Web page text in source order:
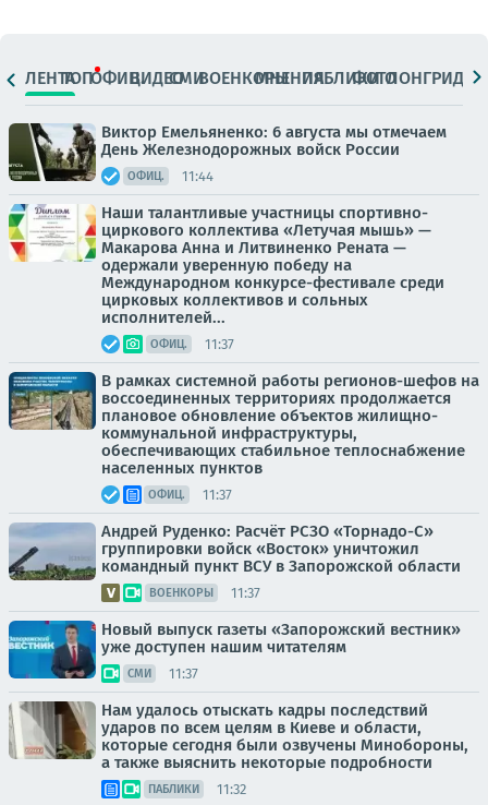
ЛЕНТАТОПОФИЦ.ВИДЕОСМИВОЕНКОРЫМНЕНИЯПАБЛИКИ
ФОТОЛОНГРИДЫ
Виктор Емельяненко: 6 августа мы отмечаем
День Железнодорожных войск России
ОФИЦ. 11:44
Наши талантливые участницы спортивно-
циркового коллектива «Летучая мышь» —
Макарова Анна и Литвиненко Рената —
одержали уверенную победу на
Международном конкурсе-фестивале среди
цирковых коллективов и сольных
исполнителей...
ОФИЦ. 11:37
В рамках системной работы регионов-шефов на
воссоединенных территориях продолжается
плановое обновление объектов жилищно-
коммунальной инфраструктуры,
обеспечивающих стабильное теплоснабжение
населенных пунктов
ОФИЦ. 11:37
Андрей Руденко: Расчёт РСЗО «Торнадо-С»
группировки войск «Восток» уничтожил
командный пункт ВСУ в Запорожской области
ВОЕНКОРЫ 11:37
Новый выпуск газеты «Запорожский вестник»
уже доступен нашим читателям
СМИ 11:37
Нам удалось отыскать кадры последствий
ударов по всем целям в Киеве и области,
которые сегодня были озвучены Минобороны,
а также выяснить некоторые подробности
ПАБЛИКИ 11:32